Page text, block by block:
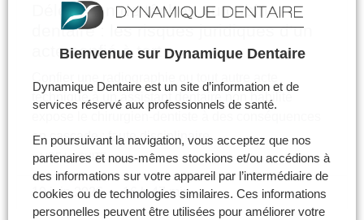
Délégation de tâches au cabinet
dentaire : les risques juridiques d’un
acte confié à tort
technique à un assistant dentaire non habilité
en cascade : faute disciplinaire,…
> LIRE LA SUITE
19 juin 2026 16 h 47 min
Bienvenue sur Dynamique Dentaire
Dynamique Dentaire est un site d’information et de
services réservé aux professionnels de santé.
En poursuivant la navigation, vous acceptez que nos
partenaires et nous-mêmes stockions et/ou accédions à
des informations sur votre appareil par l’intermédiaire de
cookies ou de technologies similaires. Ces informations
personnelles peuvent être utilisées pour améliorer votre